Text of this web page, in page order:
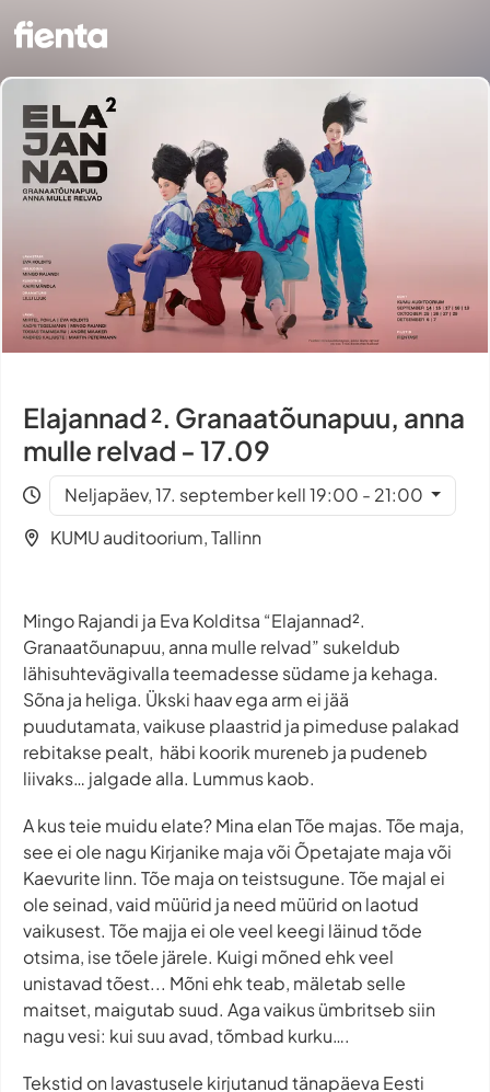
Elajannad ². Granaatõunapuu, anna
mulle relvad - 17.09
Neljapäev, 17. september kell 19:00 - 21:00
KUMU auditoorium, Tallinn
Mingo Rajandi ja Eva Kolditsa “Elajannad².
Granaatõunapuu, anna mulle relvad” sukeldub
lähisuhtevägivalla teemadesse südame ja kehaga.
Sõna ja heliga. Ükski haav ega arm ei jää
puudutamata, vaikuse plaastrid ja pimeduse palakad
rebitakse pealt, häbi koorik mureneb ja pudeneb
liivaks… jalgade alla. Lummus kaob.
A kus teie muidu elate? Mina elan Tõe majas. Tõe maja,
see ei ole nagu Kirjanike maja või Õpetajate maja või
Kaevurite linn. Tõe maja on teistsugune. Tõe majal ei
ole seinad, vaid müürid ja need müürid on laotud
vaikusest. Tõe majja ei ole veel keegi läinud tõde
otsima, ise tõele järele. Kuigi mõned ehk veel
unistavad tõest... Mõni ehk teab, mäletab selle
maitset, maigutab suud. Aga vaikus ümbritseb siin
nagu vesi: kui suu avad, tõmbad kurku….
Tekstid on lavastusele kirjutanud tänapäeva Eesti